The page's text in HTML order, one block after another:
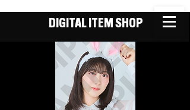
DIGITAL ITEM SHOP